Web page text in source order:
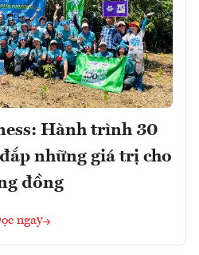
Hành trình 30
những giá trị cho
đồng
ngay